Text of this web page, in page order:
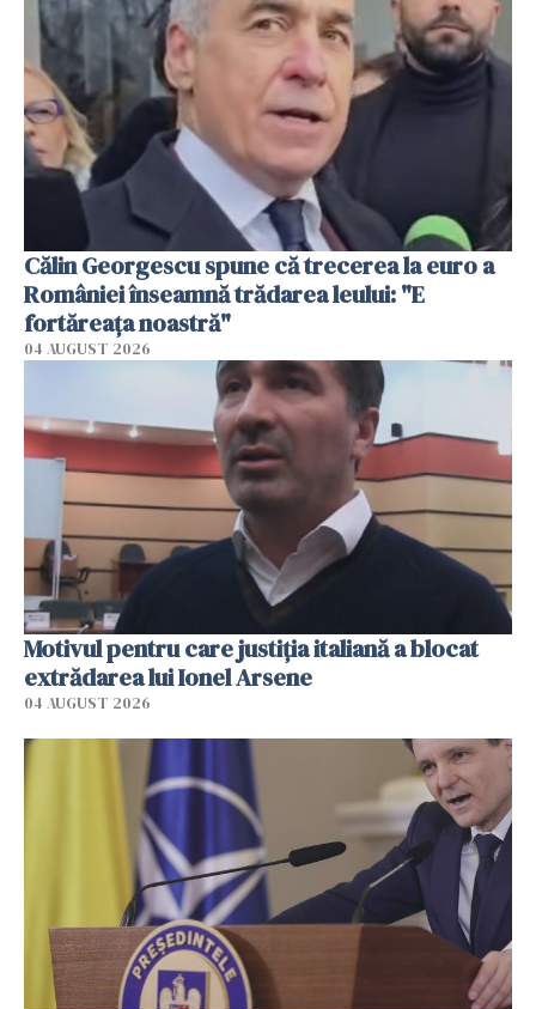
Călin Georgescu spune că trecerea la euro a
României înseamnă trădarea leului: "E
fortăreața noastră"
04 AUGUST 2026
Motivul pentru care justiția italiană a blocat
extrădarea lui Ionel Arsene
04 AUGUST 2026